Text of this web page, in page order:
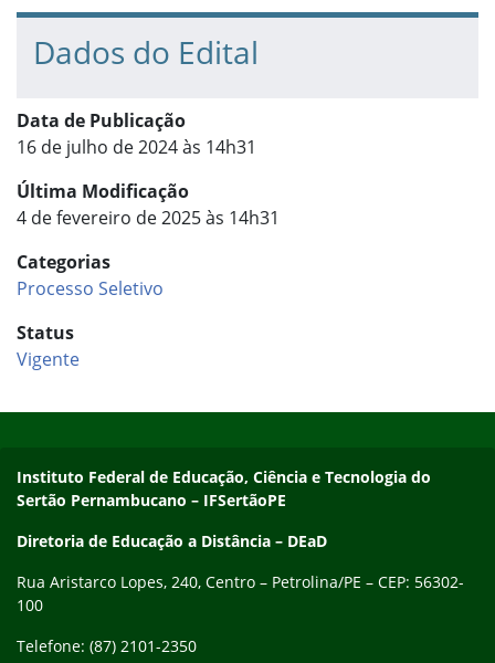
Dados do Edital
Data de Publicação
16 de julho de 2024 às 14h31
Última Modificação
4 de fevereiro de 2025 às 14h31
Categorias
Processo Seletivo
Status
Vigente
Endereço
Instituto Federal de Educação, Ciência e Tecnologia do
Sertão Pernambucano – IFSertãoPE
Diretoria de Educação a Distância – DEaD
Rua Aristarco Lopes, 240, Centro – Petrolina/PE – CEP: 56302-
100
Telefone: (87) 2101-2350